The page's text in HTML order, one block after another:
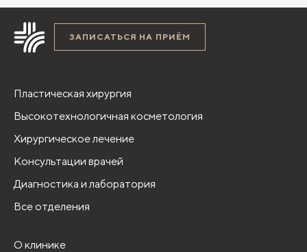
ЗАПИСАТЬСЯ НА ПРИЁМ
Пластическая хирургия
Высокотехнологичная косметология
Хирургическое лечение
Консультации врачей
Диагностика и лаборатория
Все отделения
О клинике